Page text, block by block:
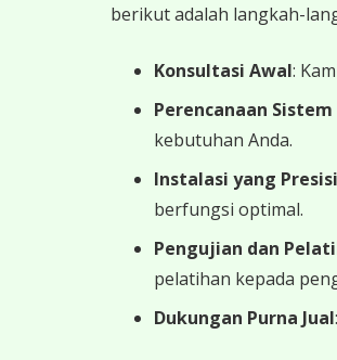
berikut adalah langkah-
Konsultasi Awal:
Perencanaan
kebutuhan Anda.
Instalasi yang
berfungsi optimal.
Pengujian dan
pelatihan kepada
Dukungan Purna Jual